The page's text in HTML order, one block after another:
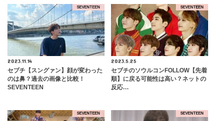
SEVENTEEN
2023.11.14
セブチ【スングァン】顔が変わった
のは鼻？過去の画像と比較！
SEVENTEEN
SEVENTEEN
2023.5.25
セブチのソウルコンFOLLOW【先着
順】に戻る可能性は高い？ネットの
反応…
SEVENTEEN SEVENTEEN